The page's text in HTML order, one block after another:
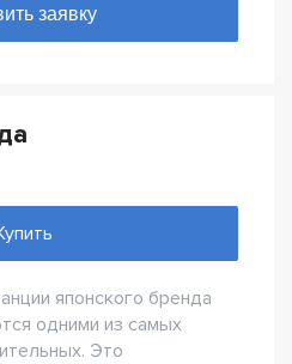
японского бренда
одними из самых
Это